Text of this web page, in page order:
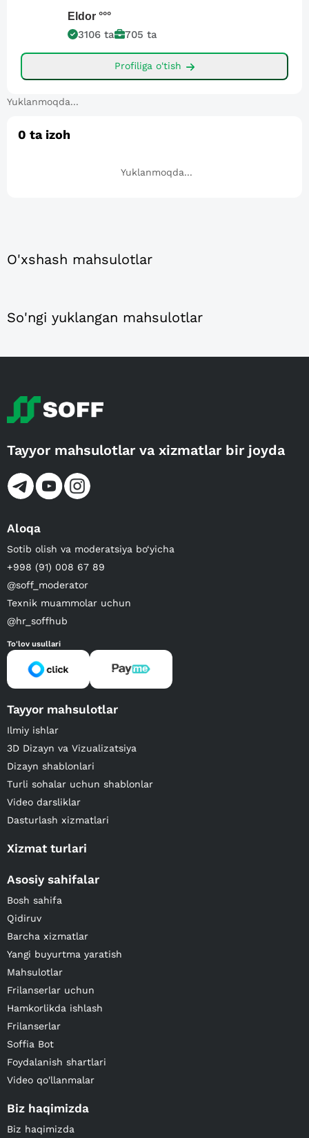
Eldor °°°
3106 ta 705 ta
Profiliga o'tish
Yuklanmoqda...
0 ta izoh
Yuklanmoqda...
O'xshash mahsulotlar
So'ngi yuklangan mahsulotlar
Tayyor mahsulotlar va xizmatlar bir joyda
Aloqa
Sotib olish va moderatsiya bo‘yicha
+998 (91) 008 67 89
@soff_moderator
Texnik muammolar uchun
@hr_soffhub
To'lov usullari
Tayyor mahsulotlar
Ilmiy ishlar
3D Dizayn va Vizualizatsiya
Dizayn shablonlari
Turli sohalar uchun shablonlar
Video darsliklar
Dasturlash xizmatlari
Xizmat turlari
Asosiy sahifalar
Bosh sahifa
Qidiruv
Barcha xizmatlar
Yangi buyurtma yaratish
Mahsulotlar
Frilanserlar uchun
Hamkorlikda ishlash
Frilanserlar
Soffia Bot
Foydalanish shartlari
Video qo'llanmalar
Biz haqimizda
Biz haqimizda